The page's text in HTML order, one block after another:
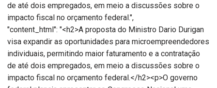
de até dois empregados, em meio a discussões sobre o
impacto fiscal no orçamento federal.",
"content_html": "<h2>A proposta do Ministro Dario Durigan
visa expandir as oportunidades para microempreendedores
individuais, permitindo maior faturamento e a contratação
de até dois empregados, em meio a discussões sobre o
impacto fiscal no orçamento federal.</h2><p>O governo